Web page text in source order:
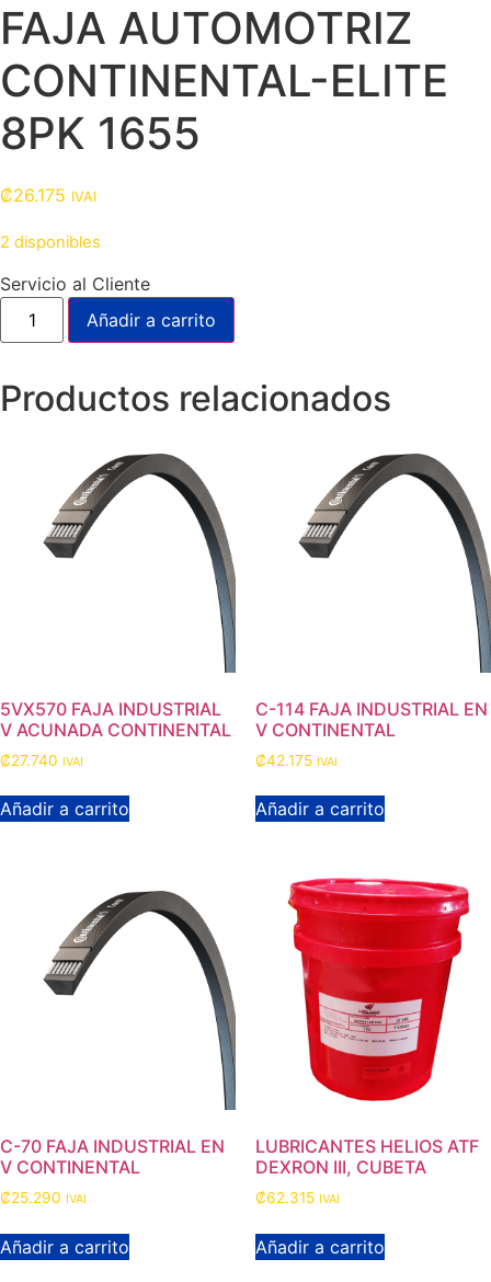
FAJA AUTOMOTRIZ
CONTINENTAL-ELITE
8PK 1655
₡26.175 IVAI
2 disponibles
Servicio al Cliente
FAJA
AUTOMOTRIZ
CONTINENTAL-
1655
cantidad
Añadir a carrito
Productos relacionados
5VX570 FAJA INDUSTRIAL
V ACUNADA CONTINENTAL
₡27.740 IVAI
Añadir a carrito
C-114 FAJA INDUSTRIAL EN
V CONTINENTAL
₡42.175 IVAI
Añadir a carrito
C-70 FAJA INDUSTRIAL EN
V CONTINENTAL
₡25.290 IVAI
Añadir a carrito
LUBRICANTES HELIOS ATF
DEXRON III, CUBETA
₡62.315 IVAI
Añadir a carrito